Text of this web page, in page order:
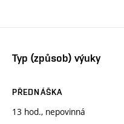
Typ (způsob) výuky
PŘEDNÁŠKA
13 hod., nepovinná